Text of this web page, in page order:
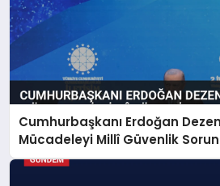
Cumhurbaşkanı Erdoğan
Mücadeleyi Millî Güvenlik